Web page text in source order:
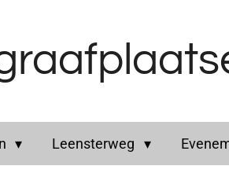
Leensterweg